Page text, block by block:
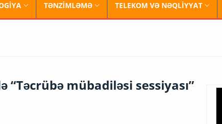
TƏNZİMLƏMƏ TELEKOM VƏ NƏQLİYYAT
“Təcrübə mübadiləsi sessiyası”